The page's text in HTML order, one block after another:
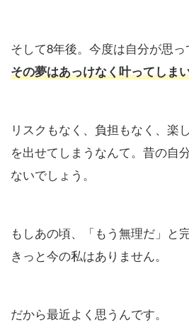
そして8年後。今度は自分が思っ
その夢はあっけなく叶ってしま
リスクもなく、負担もなく、楽
を出せてしまうなんて。昔の自
ないでしょう。
もしあの頃、「もう無理だ」と
きっと今の私はありません。
だから最近よく思うんです。